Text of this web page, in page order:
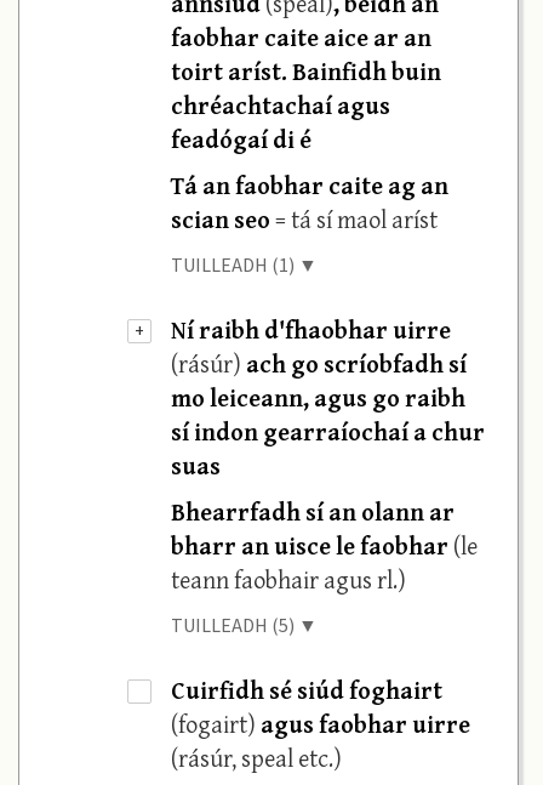
faobhar caite aice ar an
toirt aríst. Bainfidh buin
chréachtachaí agus
feadógaí di é
Tá an faobhar caite ag an
scian seo= tá sí maol aríst
TUILLEADH (1) ▼
+
Ní raibh d'fhaobhar uirre
(rásúr) ach go scríobfadh sí
mo leiceann, agus go raibh
sí indon gearraíochaí a chur
suas
Bhearrfadh sí an olann ar
bharr an uisce le faobhar (le
teann faobhair agus rl.)
TUILLEADH (5) ▼
Cuirfidh sé siúd foghairt
(fogairt) agus faobhar uirre
(rásúr, speal etc.)